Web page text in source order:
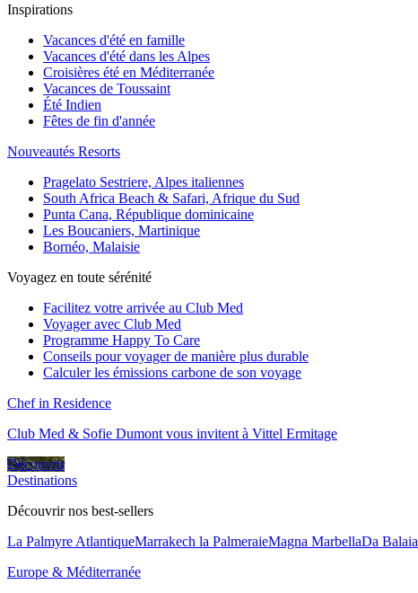
Inspirations
Vacances d'été en famille
Vacances d'été dans les Alpes
Croisières été en Méditerranée
Vacances de Toussaint
Été Indien
Fêtes de fin d'année
Nouveautés Resorts
Pragelato Sestriere, Alpes italiennes
South Africa Beach & Safari, Afrique du Sud
Punta Cana, République dominicaine
Les Boucaniers, Martinique
Bornéo, Malaisie
Voyagez en toute sérénité
Facilitez votre arrivée au Club Med
Voyager avec Club Med
Programme Happy To Care
Conseils pour voyager de manière plus durable
Calculer les émissions carbone de son voyage
Chef in Residence
Club Med & Sofie Dumont vous invitent à Vittel Ermitage
Découvrir
Destinations
Découvrir nos best-sellers
La Palmyre AtlantiqueMarrakech la PalmeraieMagna MarbellaDa Balaia
Europe & Méditerranée